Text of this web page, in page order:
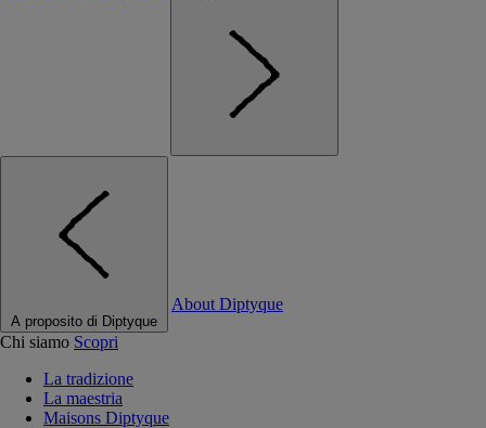
A proposito di Diptyque
About Diptyque
Chi siamo Scopri
La tradizione
La maestria
Maisons Diptyque